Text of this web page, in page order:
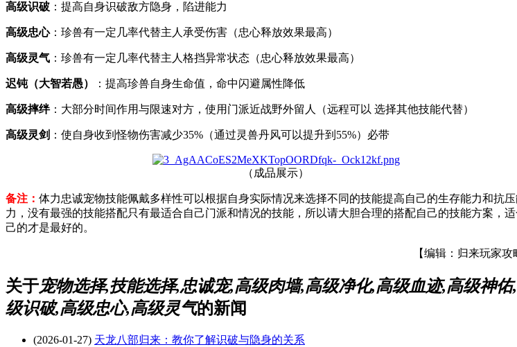
高级识破 ：提高自身识破敌方隐身，陷进能力
高级忠心：珍兽有一定几率代替主人承受伤害（忠心释放效果最高）
高级灵气 ：珍兽有一定几率代替主人格挡异常状态（忠心释放效果最高）
迟钝（大智若愚） ：提高珍兽自身生命值，命中闪避属性降低
高级摔绊：大部分时间作用与限速对方，使用门派近战野外留人（远程可以 选择其他技能代替）
高级灵剑 ：使自身收到怪物伤害减少35%（通过灵兽丹风可以提升到55%）必带
（成品展示）
备注： 体力忠诚宠物技能佩戴多样性可以根据自身实际情况来选择不同的技能提高自己的生存能力和抗
力，没有最强的技能搭配只有最适合自己门派和情况的技能，所以请大胆合理的搭配自己的技能方案，适
己的才是最好的。
【编辑：归来玩家攻
关于宠物选择,技能选择,忠诚宠,高级肉墙,高级净化,高级血迹,高级神佑
级识破,高级忠心,高级灵气的新闻
(2026-01-27) 天龙八部归来：教你了解识破与隐身的关系